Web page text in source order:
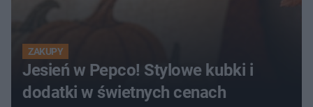
ZAKUPY
Jesień w Pepco! Stylowe kubki i
dodatki w świetnych cenach